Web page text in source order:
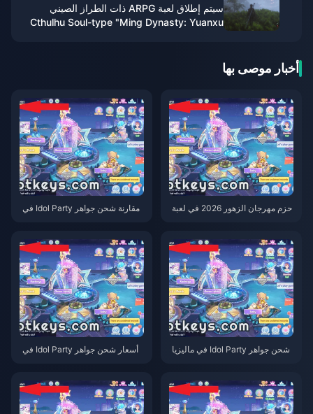
سيتم إطلاق لعبة ARPG ذات الطراز الصيني
Cthulhu Soul-type "Ming Dynasty: Yuanxu
أخبار موصى بها
حزم مهرجان الزهور 2026 في لعبة
مقارنة شحن جواهر Idol Party في
شحن جواهر Idol Party في ماليزيا
أسعار شحن جواهر Idol Party في